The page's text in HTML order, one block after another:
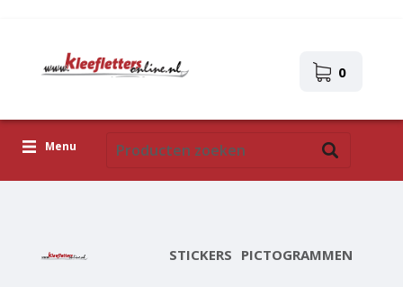
0
Menu
STICKERS PICTOGRAMMEN